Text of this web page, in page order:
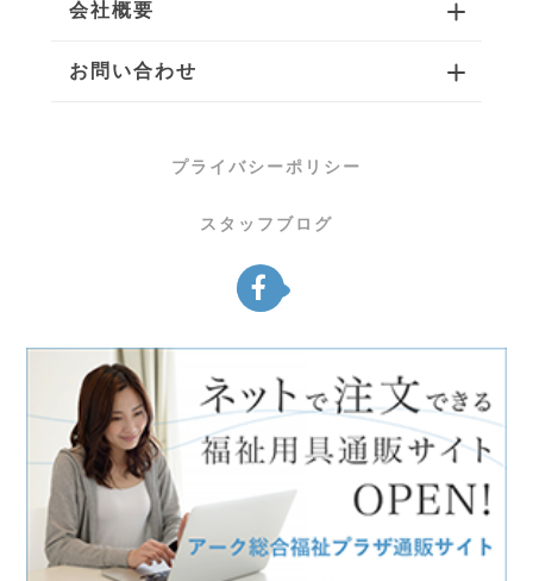
会社概要
お問い合わせ
プライバシーポリシー
スタッフブログ